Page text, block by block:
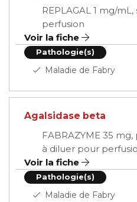
REPLAGAL 1 mg/
perfusion
Voir la fiche
Pathologie(s)
Maladie de Fabry
Agalsidase beta
FABRAZYME 35
à diluer pour
Voir la fiche
Pathologie(s)
Maladie de Fabry